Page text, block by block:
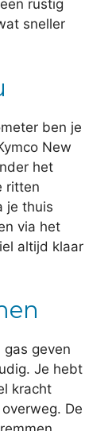
rustig
sneller
ben je
New
het
ritten
je thuis
via het
altijd klaar
geven
Je hebt
kracht
De